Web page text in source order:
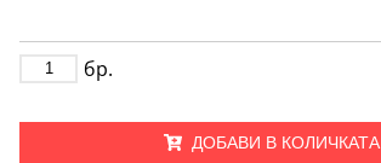
бр.
ДОБАВИ В КОЛИЧКАТА